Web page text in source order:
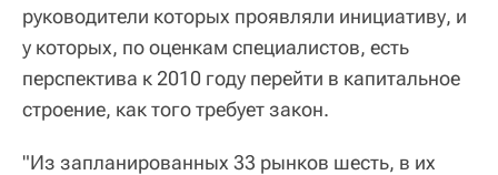
руководители которых проявляли инициативу, и
у которых, по оценкам специалистов, есть
перспектива к 2010 году перейти в капитальное
строение, как того требует закон.
"Из запланированных 33 рынков шесть, в их